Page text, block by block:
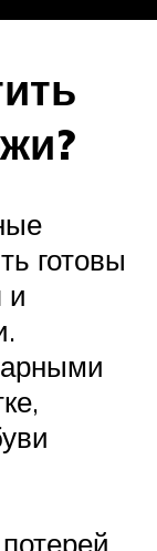
готовы
и